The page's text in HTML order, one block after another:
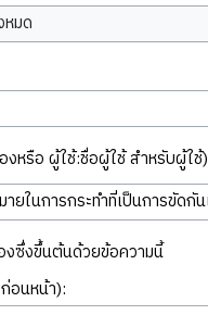
มด
งหรือ ผู้ใช้:ชื่อผู้ใช้ สำหรับผู้ใช้):
งซึ่งขึ้นต้นด้วยข้อความนี้
อนหน้า):